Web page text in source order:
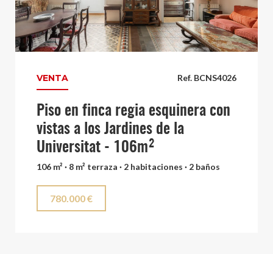
Ref. BCNS4026
VENTA
Piso en finca regia esquinera con
vistas a los Jardines de la
Universitat - 106m²
106 m² · 8 m² terraza · 2 habitaciones · 2 baños
780.000 €